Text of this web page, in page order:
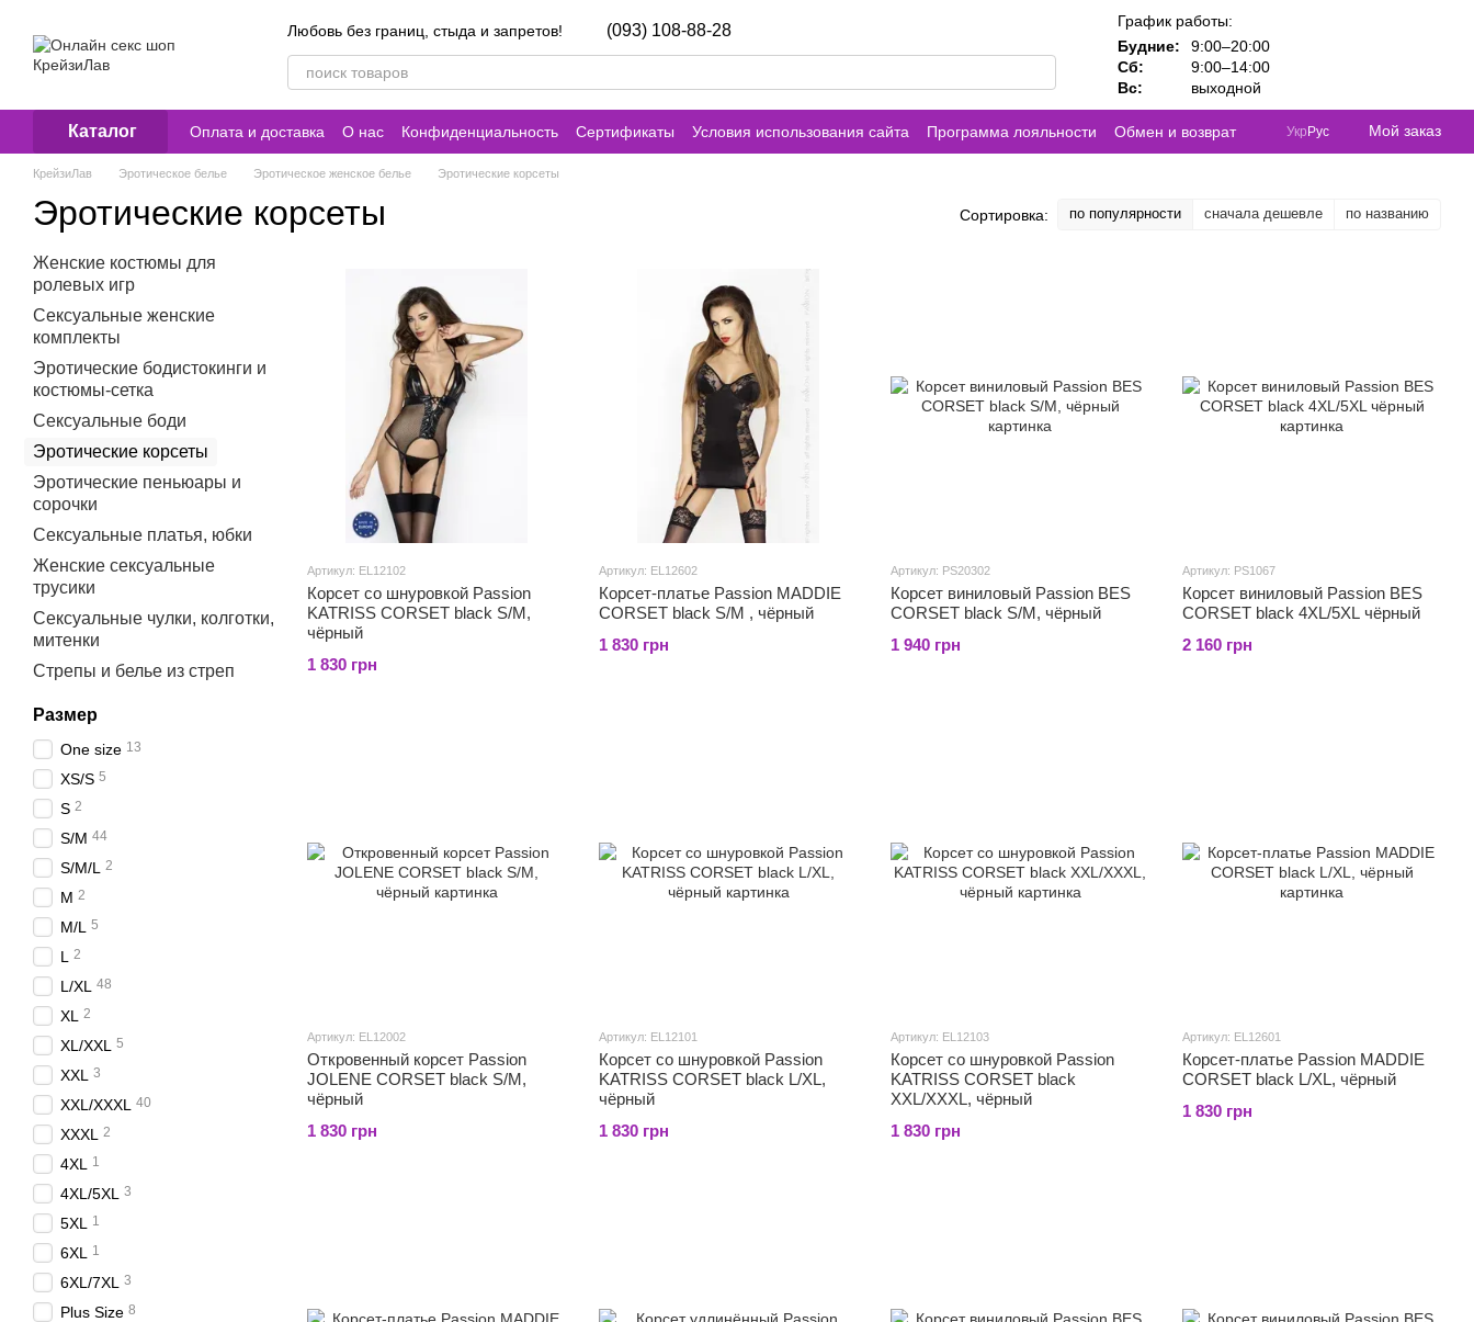
Любовь без границ, стыда и запретов!
(093) 108-88-28
График работы:
Будние:
9:00–20:00
Сб:
9:00–14:00
Вс:
выходной
Каталог Оплата и доставка О нас Конфиденциальность Сертификаты Условия использования сайта Программа лояльности
Обмен и возврат
Контакты
Укр Рус Мой заказ
КрейзиЛав Эротическое белье Эротическое женское белье Эротические корсеты
Эротические корсеты Сортировка: по популярности сначала дешевле по названию
Артикул: EL12102
Корсет со шнуровкой Passion
KATRISS CORSET black S/M,
чёрный
1 830 грн
Артикул: EL12602
Корсет-платье Passion MADDIE
CORSET black S/M , чёрный
1 830 грн
Артикул: PS20302
Корсет виниловый Passion BES
CORSET black S/M, чёрный
1 940 грн
Артикул: PS1067
Корсет виниловый Passion BES
CORSET black 4XL/5XL чёрный
2 160 грн
Артикул: EL12002
Откровенный корсет Passion
JOLENE CORSET black S/M,
чёрный
1 830 грн
Артикул: EL12101
Корсет со шнуровкой Passion
KATRISS CORSET black L/XL,
чёрный
1 830 грн
Артикул: EL12103
Корсет со шнуровкой Passion
KATRISS CORSET black
XXL/XXXL, чёрный
1 830 грн
Артикул: EL12601
Корсет-платье Passion MADDIE
CORSET black L/XL, чёрный
1 830 грн
Женские костюмы для
ролевых игр
Сексуальные женские
комплекты
Эротические бодистокинги и
костюмы-сетка
Сексуальные боди
Эротические корсеты
Эротические пеньюары и
сорочки
Сексуальные платья, юбки
Женские сексуальные
трусики
Сексуальные чулки, колготки,
митенки
Стрепы и белье из стреп
Размер
One size 13
XS/S 5
S 2
S/M 44
S/M/L 2
M 2
M/L 5
L 2
L/XL 48
XL 2
XL/XXL 5
XXL 3
XXL/XXXL 40
XXXL 2
4XL 1
4XL/5XL 3
5XL 1
6XL 1
6XL/7XL 3
Plus Size 8